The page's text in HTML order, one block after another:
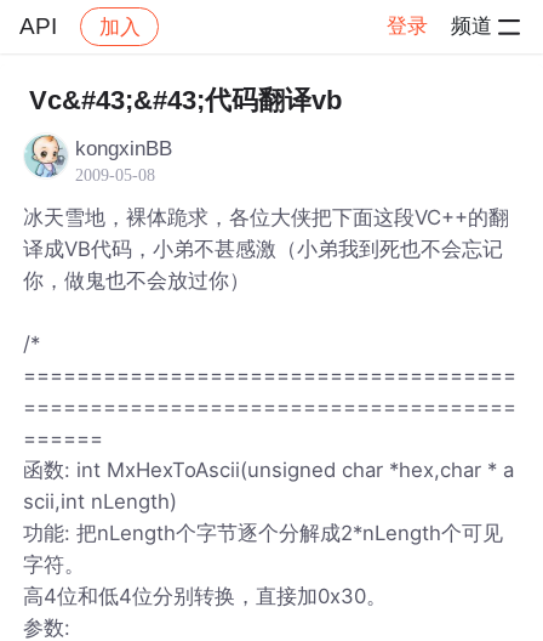
API 加入 登录 频道
社区 API 帖子详情
Vc&#43;&#43;代码翻译vb
kongxinBB
2009-05-08
冰天雪地，裸体跪求，各位大侠把下面这段VC++的翻
译成VB代码，小弟不甚感激（小弟我到死也不会忘记
你，做鬼也不会放过你）
/*
=====================================
=====================================
======
函数: int MxHexToAscii(unsigned char *hex,char * a
scii,int nLength)
功能: 把nLength个字节逐个分解成2*nLength个可见
字符。
高4位和低4位分别转换，直接加0x30。
参数: